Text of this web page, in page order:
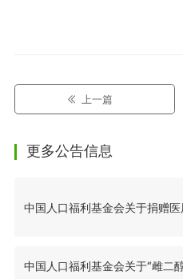
上一篇
更多公告信息
中国人口福利基金会关于捐赠
中国人口福利基金会关于“雌二